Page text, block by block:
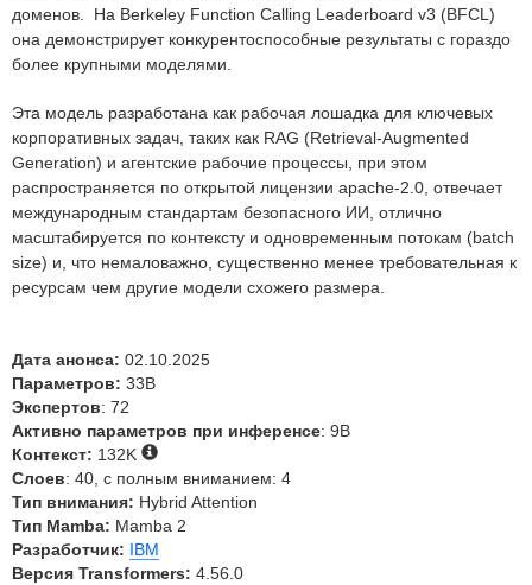
доменов. На Berkeley Function Calling Leaderboard v3 (BFCL)
она демонстрирует конкурентоспособные результаты с гораздо
более крупными моделями.
Эта модель разработана как рабочая лошадка для ключевых
корпоративных задач, таких как RAG (Retrieval-Augmented
Generation) и агентские рабочие процессы, при этом
распространяется по открытой лицензии apache-2.0, отвечает
международным стандартам безопасного ИИ, отлично
масштабируется по контексту и одновременным потокам (batch
size) и, что немаловажно, существенно менее требовательная к
ресурсам чем другие модели схожего размера.
Дата анонса: 02.10.2025
Параметров: 33B
Экспертов: 72
Активно параметров при инференсе: 9B
Контекст: 132K
Слоев: 40, с полным вниманием: 4
Тип внимания: Hybrid Attention
Тип Mamba: Mamba 2
Разработчик: IBM
Версия Transformers: 4.56.0